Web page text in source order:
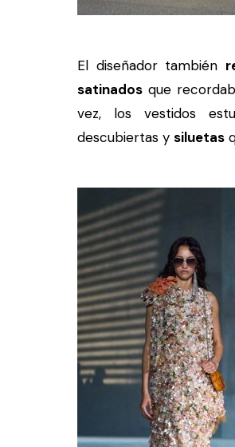
El diseñador también
satinados que
vez, los vestidos
descubiertas y siluetas